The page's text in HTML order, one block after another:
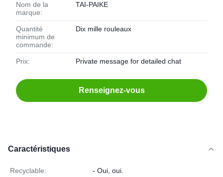
Nom de la
marque:
TAI-PAIKE
Quantité
minimum de
commande:
Dix mille rouleaux
Prix: Private message for detailed chat
Renseignez-vous
Caractéristiques
Recyclable: - Oui, oui.